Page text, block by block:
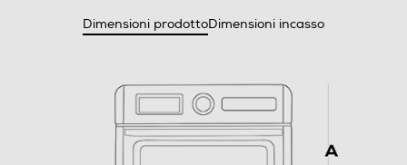
Dimensioni prodottoDimensioni incasso